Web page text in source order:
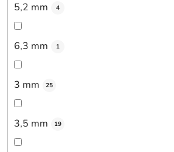
5,2 mm 4
6,3 mm 1
3 mm 25
3,5 mm 19